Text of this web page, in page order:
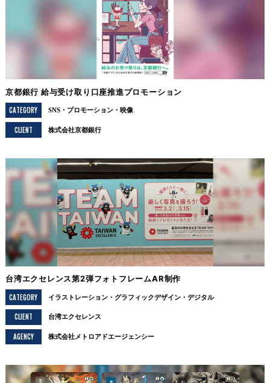
京都銀行 給与受け取り口座推進プロモーション
CATEGORY
SNS プロモーション 映像
CLIENT 株式会社京都銀行
台湾エクセレンス第2弾フォトフレームAR制作
CATEGORY
イラストレーション グラフィックデザイン デジタル
CLIENT 台湾エクセレンス
AGENCY 株式会社メトロアドエージェンシー